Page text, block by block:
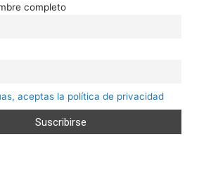
completo
aceptas la política de privacidad